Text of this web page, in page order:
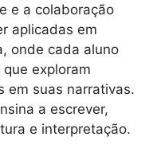
e a colaboração
aplicadas em
onde cada aluno
exploram
em suas narrativas.
a escrever,
e interpretação.